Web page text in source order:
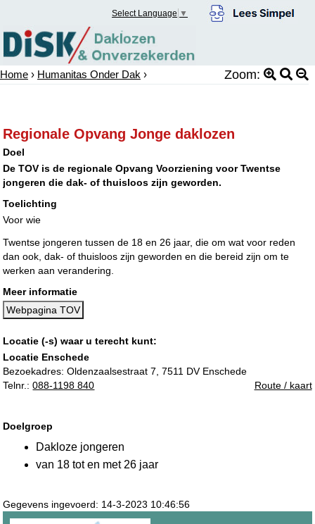
Select Language ▼
Home › Humanitas Onder Dak › Zoom:
Regionale Opvang Jonge daklozen
Doel
De TOV is de regionale Opvang Voorziening voor Twentse
jongeren die dak- of thuisloos zijn geworden.
Toelichting
Voor wie
Twentse jongeren tussen de 18 en 26 jaar, die om wat voor reden
dan ook, dak- of thuisloos zijn geworden en die bereid zijn om te
werken aan verandering.
Meer informatie
Webpagina TOV
Locatie (-s) waar u terecht kunt:
Locatie Enschede
Bezoekadres:Oldenzaalsestraat 7, 7511 DV Enschede
Telnr.:088-1198 840 Route / kaart
Doelgroep
Dakloze jongeren
van 18 tot en met 26 jaar
Gegevens ingevoerd: 14-3-2023 10:46:56